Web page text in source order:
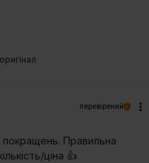
перевірений
покращень. Правильна
ціна 👍